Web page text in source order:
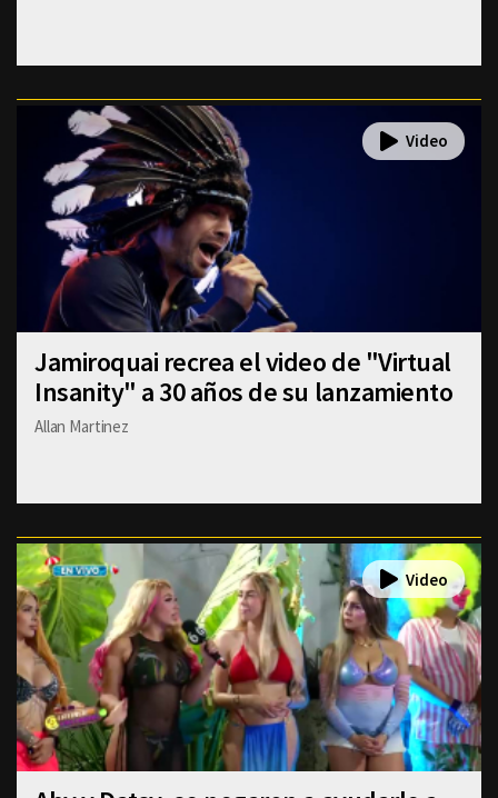
Jamiroquai recrea el video de "Virtual
Insanity" a 30 años de su lanzamiento
Allan Martinez